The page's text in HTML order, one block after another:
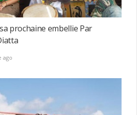
prochaine embellie Par
ago